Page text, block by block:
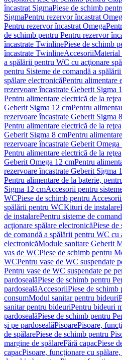
încastrat SigmaPiese de schimb
SigmaPentru rezervor încastrat
Pentru rezervor încastrat Omega
de schimb pentru Pentru rezervor
încastrate TwinlinePiese de schimb
încastrate TwinlineAccesoriiMaterial
a spălării pentru WC cu acţionare
pentru Sisteme de comandă a
spălare electronicăPentru alimentare
rezervoare încastrate Geberit Sigma
Pentru alimentare electrică de la
Geberit Sigma 12 cmPentru
rezervoare încastrate Geberit Sigma
Pentru alimentare electrică de la
Geberit Sigma 8 cmPentru
rezervoare încastrate Geberit Omega
Pentru alimentare electrică de la
Geberit Omega 12 cmPentru
rezervoare încastrate Geberit Sigma
Pentru alimentare de la baterie,
Sigma 12 cmAccesorii pentru
WCPiese de schimb pentru
spălării pentru WCKituri de instalare
de instalarePentru sisteme de
acţionare spălare electronicăPiese de
de comandă a spălării pentru WC cu
electronicăModule sanitare Geberit
vas de WCPiese de schimb pentru
WCPentru vase de WC suspendate
Pentru vase de WC suspendate pe
pardosealăPiese de schimb pentru
pardosealăAccesoriiPiese de schimb
consumModul sanitar pentru bideuri
sanitar pentru bideuriPentru bideuri
pardosealăPiese de schimb pentru
şi pe pardosealăPisoarePisoare,
de spălarePiese de schimb pentru
margine de spălareFără capacPiese
capacPisoare, funcţionare cu